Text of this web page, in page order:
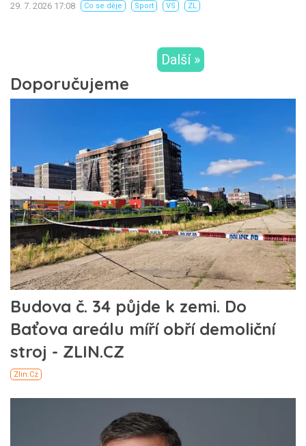
29. 7. 2026 17:08 Co se děje Sport VS ZL
Další »